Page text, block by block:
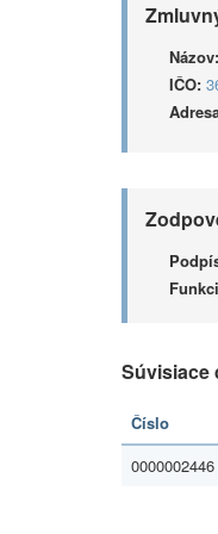
Názov:
IČO:
Súvisiace
Číslo
0000002446